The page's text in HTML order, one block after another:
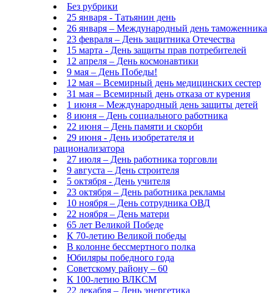
Без рубрики
25 января - Татьянин день
26 января – Международный день таможенника
23 февраля – День защитника Отечества
15 марта - День защиты прав потребителей
12 апреля – День космонавтики
9 мая – День Победы!
12 мая – Всемирный день медицинских сестер
31 мая – Всемирный день отказа от курения
1 июня – Международный день защиты детей
8 июня – День социального работника
22 июня – День памяти и скорби
29 июня - День изобретателя и
рационализатора
27 июля – День работника торговли
9 августа – День строителя
5 октября - День учителя
23 октября – День работника рекламы
10 ноября – День сотрудника ОВД
22 ноября – День матери
65 лет Великой Победе
К 70-летию Великой победы
В колонне бессмертного полка
Юбиляры победного года
Советскому району – 60
К 100-летию ВЛКСМ
22 декабря – День энергетика